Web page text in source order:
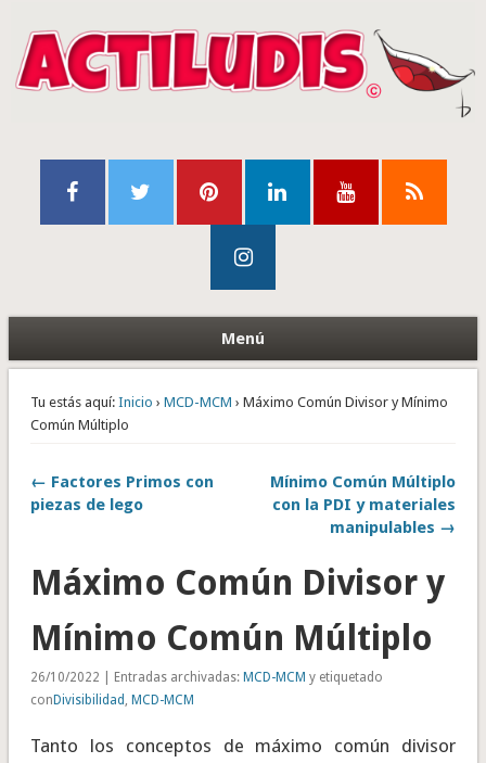
Menú
Tu estás aquí: Inicio › MCD-MCM › Máximo Común Divisor y Mínimo
Común Múltiplo
← Factores Primos con
piezas de lego
Mínimo Común Múltiplo
con la PDI y materiales
manipulables →
Máximo Común Divisor y
Mínimo Común Múltiplo
26/10/2022 | Entradas archivadas: MCD-MCM y etiquetado
con Divisibilidad , MCD-MCM
Tanto los conceptos de máximo común divisor